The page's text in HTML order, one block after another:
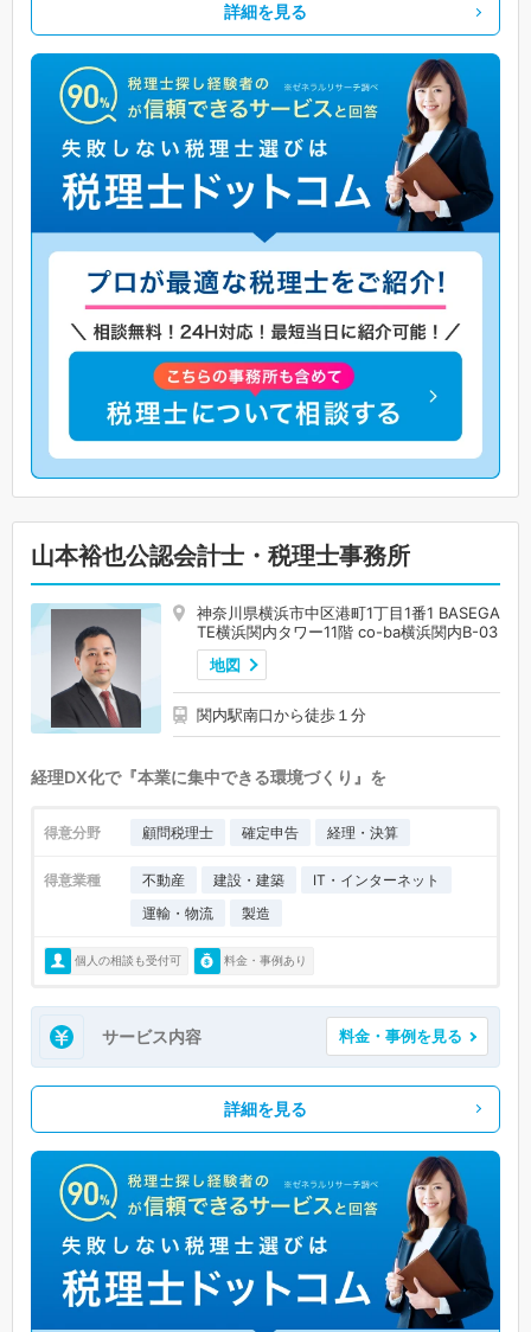
詳細を見る
山本裕也公認会計士・税理士事務所
神奈川県横浜市中区港町1丁目1番1 BASEGA
TE横浜関内タワー11階 co-ba横浜関内B-03
地図
関内駅南口から徒歩１分
経理DX化で『本業に集中できる環境づくり』を
得意分野 顧問税理士 確定申告 経理・決算
得意業種 不動産 建設・建築
IT・インターネット
運輸・物流
製造
個人の相談も受付可 料金・事例あり
サービス内容 料金・事例を見る
詳細を見る